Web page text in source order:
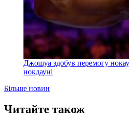
Джошуа здобув перемогу
нокдауні
Більше новин
Читайте також